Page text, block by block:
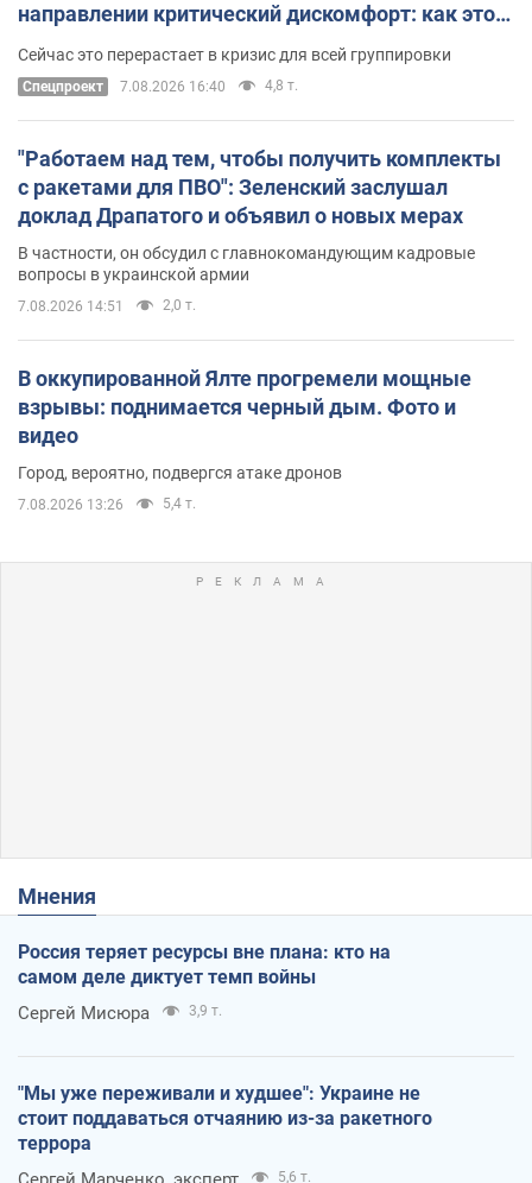
направлении критический дискомфорт: как это
удалось
Сейчас это перерастает в кризис для всей группировки
Спецпроект 7.08.2026 16:40 4,8 т.
"Работаем над тем, чтобы получить комплекты
с ракетами для ПВО": Зеленский заслушал
доклад Драпатого и объявил о новых мерах
В частности, он обсудил с главнокомандующим кадровые
вопросы в украинской армии
7.08.2026 14:51 2,0 т.
В оккупированной Ялте прогремели мощные
взрывы: поднимается черный дым. Фото и
видео
Город, вероятно, подвергся атаке дронов
7.08.2026 13:26 5,4 т.
Мнения
Россия теряет ресурсы вне плана: кто на
самом деле диктует темп войны
Сергей Мисюра 3,9 т.
"Мы уже переживали и худшее": Украине не
стоит поддаваться отчаянию из-за ракетного
террора
5,6 т.